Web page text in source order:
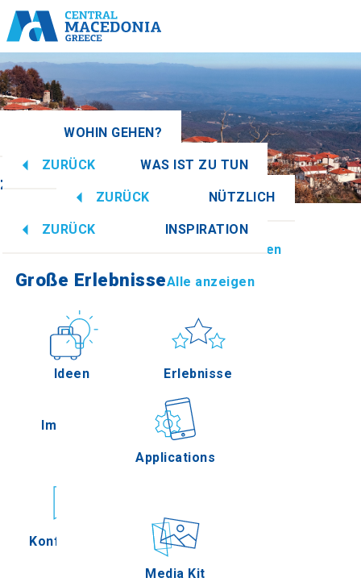
WOHIN GEHEN?
Imathia
ZURÜCK WAS IST ZU TUN
Kultur
Im Freien Gastronomie
Konferenzen Ereignisse
ZURÜCK NÜTZLICH
Alle anzeigen
How to get there
Applications
Media Kit
ZURÜCK INSPIRATION
Große ErlebnisseAlle anzeigen
Ideen Erlebnisse